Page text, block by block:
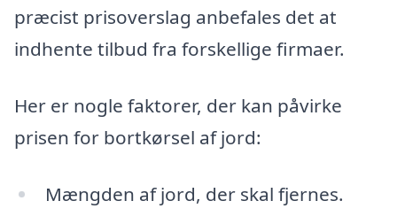
præcist prisoverslag anbefales det at
indhente tilbud fra forskellige firmaer.
Her er nogle faktorer, der kan påvirke
prisen for bortkørsel af jord:
Mængden af jord, der skal fjernes.